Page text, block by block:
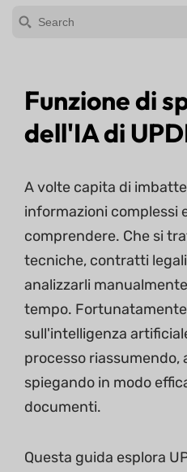
Funzione di
dell'IA di
A volte capita di
informazioni complessi
comprendere. Che si
tecniche, contratti
analizzarli
tempo.
sull'intelligenza
processo riassumendo,
spiegando in modo
documenti.
Questa guida esplora